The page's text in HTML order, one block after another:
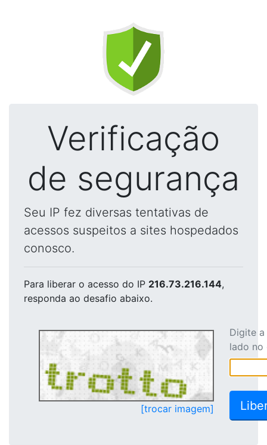
Verificação
de segurança
Seu IP fez diversas tentativas de
acessos suspeitos a sites hospedados
conosco.
Para liberar o acesso do IP 216.73.216.144,
responda ao desafio abaixo.
[trocar imagem]
Digite
lado no